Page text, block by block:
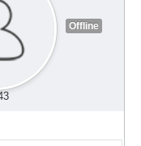
Offline